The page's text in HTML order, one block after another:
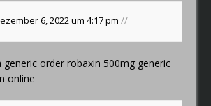
6, 2022 um 4:17 pm//
genericorder robaxin 500mg generic
online